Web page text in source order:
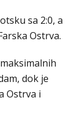
sa 2:0, a
Ostrva.
dok je
Ostrva i